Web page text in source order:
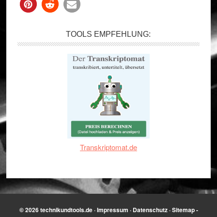
TOOLS EMPFEHLUNG:
Transkriptomat.de
© 2026technikundtools.de·Impressum · Datenschutz·Sitemap-